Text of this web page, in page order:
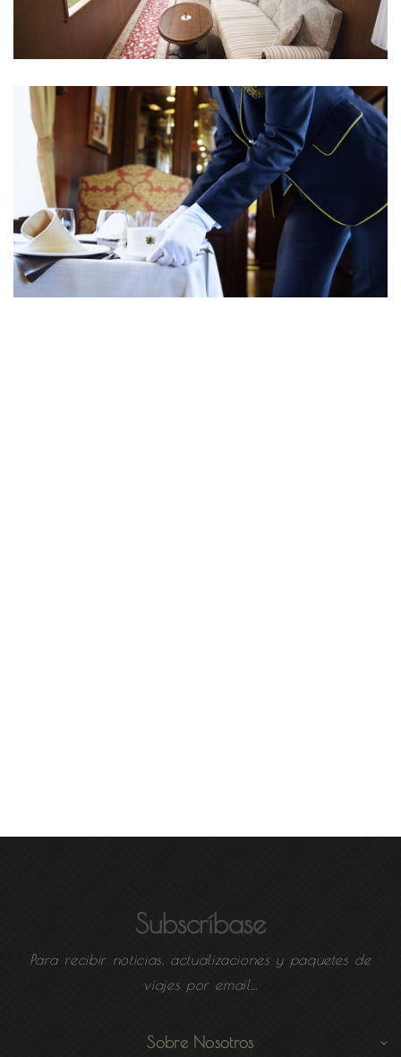
Subscríbase
Para recibir noticias, actualizaciones y paquetes de
viajes por email...
Sobre Nosotros